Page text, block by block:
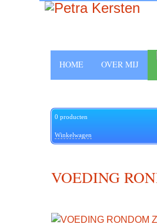
HOME OVER MIJ
0 producten
Winkelwagen
VOEDING